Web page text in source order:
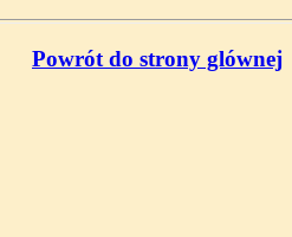
Powrót do strony glównej